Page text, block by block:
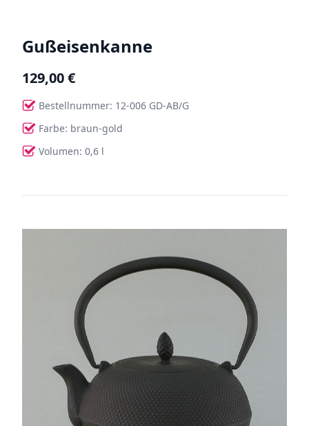
Gußeisenkanne
129,00 €
Bestellnummer: 12-006 GD-AB/G
Farbe: braun-gold
Volumen: 0,6 l